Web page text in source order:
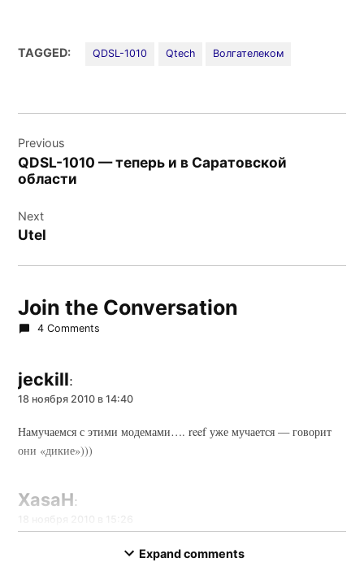
TAGGED: QDSL-1010 Qtech Волгателеком
по
записям
Previous
QDSL-1010 — теперь и в Саратовской
области
Next
Utel
Join the Conversation
4 Comments
jeckill:
18 ноября 2010 в 14:40
Намучаемся с этими модемами…. reef уже мучается — говорит
они «дикие»)))
XasaH:
Нам пока нормальные попадались =)
Expand comments